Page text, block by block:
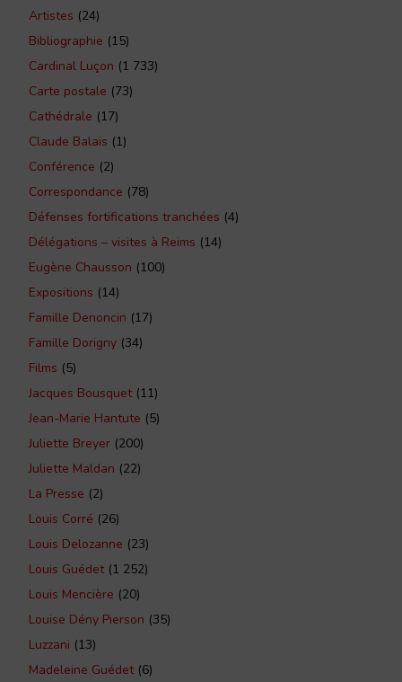
Artistes (24)
Bibliographie (15)
Cardinal Luçon (1 733)
Carte postale (73)
Cathédrale (17)
Claude Balais (1)
Conférence (2)
Correspondance (78)
Défenses fortifications tranchées (4)
Délégations – visites à Reims (14)
Eugène Chausson (100)
Expositions (14)
Famille Denoncin (17)
Famille Dorigny (34)
Films (5)
Jacques Bousquet(11)
Jean-Marie Hantute (5)
Juliette Breyer (200)
Juliette Maldan (22)
La Presse (2)
Louis Corré (26)
Louis Delozanne (23)
Louis Guédet(1 252)
Louis Mencière (20)
Louise Dény Pierson (35)
Luzzani (13)
Madeleine Guédet(6)